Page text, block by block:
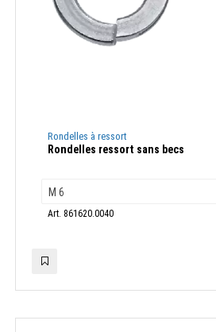
Rondelles à ressort
Rondelles ressort sans becs
Art. 861620.0040